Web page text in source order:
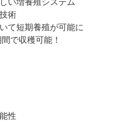
い増養殖システム
術
て短期養殖が可能に
で収穫可能！
性